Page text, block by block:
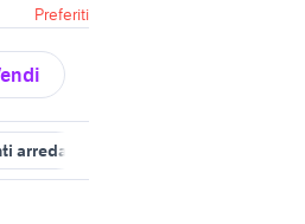
Preferiti
arredato Avellino provincia